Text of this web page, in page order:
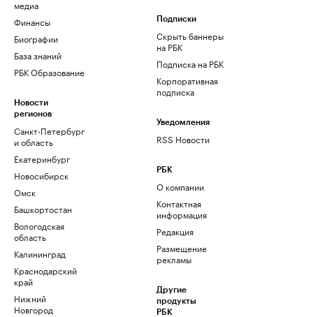
медиа
Финансы
Биографии
База знаний
РБК Образование
Новости
регионов
Санкт-Петербург
и область
Екатеринбург
Новосибирск
Омск
Башкортостан
Вологодская
область
Калининград
Краснодарский
край
Нижний
Новгород
Подписки
Скрыть баннеры
на РБК
Подписка на РБК
Корпоративная
подписка
Уведомления
RSS Новости
РБК
О компании
Контактная
информация
Редакция
Размещение
рекламы
Другие
продукты
РБК